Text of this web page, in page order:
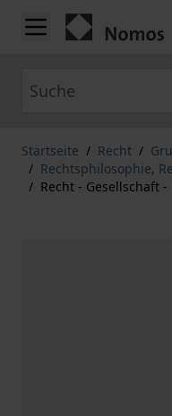
Zum Inhalt springen
Startseite / Recht /
/ Rechtsphilosophie,
/ Recht - Gesellschaft